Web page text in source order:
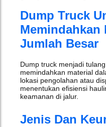
Dump Truck
Memindahkan
Jumlah Besar
Dump truck menjadi
memindahkan material
lokasi pengolahan atau
menentukan efisiensi
keamanan di jalur.
Jenis Dan